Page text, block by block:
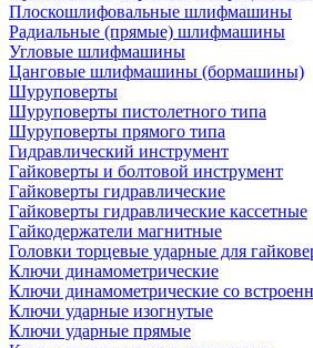
Плоскошлифовальные шлифмашины
Радиальные (прямые) шлифмашины
Угловые шлифмашины
Цанговые шлифмашины (бормашины)
Шуруповерты
Шуруповерты пистолетного типа
Шуруповерты прямого типа
Гидравлический инструмент
Гайковерты и болтовой инструмент
Гайковерты гидравлические
Гайковерты гидравлические кассетные
Гайкодержатели магнитные
Головки торцевые ударные для
Ключи динамометрические
Ключи динамометрические со
Ключи ударные изогнутые
Ключи ударные прямые